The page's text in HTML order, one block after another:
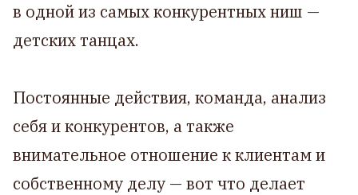
в одной из самых конкурентных ниш —
детских танцах.
Постоянные действия, команда, анализ
себя и конкурентов, а также
внимательное отношение к клиентам и
собственному делу — вот что делает